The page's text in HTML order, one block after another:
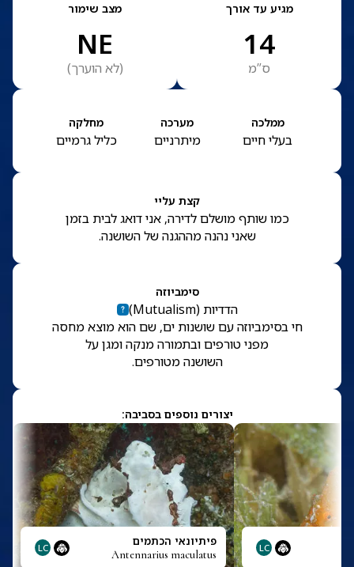
מגיע עד אורך
14
ס”מ
מצב שימור
NE
(לא הוערך)
ממלכה
בעלי חיים
מערכה
מיתרניים
מחלקה
כליל גרמיים
קצת עליי
כמו שותף מושלם לדירה, אני דואג לבית בזמן
שאני נהנה מההגנה של השושנה.
סימביוזה
הדדיות (
Mutualism
)
חי בסימביוזה עם שושנות ים, שם הוא מוצא מחסה
מפני טורפים ובתמורה מנקה ומגן על
השושנה מטורפים.
יצורים נוספים בסביבה:
LC פיתיונאי הכתמים
Antennarius maculatus
LC